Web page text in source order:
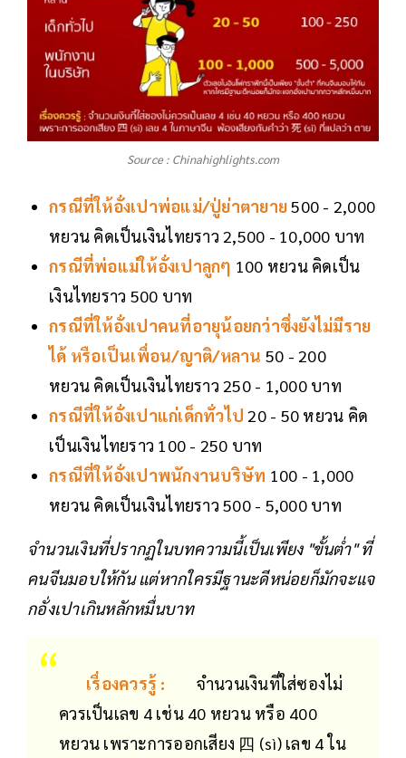
Source : Chinahighlights.com
กรณีที่ให้อั่งเปาพ่อแม่/ปู่ย่าตายาย500 - 2,000
หยวน คิดเป็นเงินไทยราว 2,500 - 10,000 บาท
กรณีที่พ่อแม่ให้อั่งเปาลูกๆ 100 หยวน คิดเป็น
เงินไทยราว 500 บาท
กรณีที่ให้อั่งเปาคนที่อายุน้อยกว่าซึ่งยังไม่มีราย
ได้ หรือเป็นเพื่อน/ญาติ/หลาน 50 - 200
หยวน คิดเป็นเงินไทยราว 250 - 1,000 บาท
กรณีที่ให้อั่งเปาแก่เด็กทั่วไป 20 - 50 หยวน คิด
เป็นเงินไทยราว 100 - 250 บาท
กรณีที่ให้อั่งเปาพนักงานบริษัท 100 - 1,000
หยวน คิดเป็นเงินไทยราว 500 - 5,000 บาท
จำนวนเงินที่ปรากฏในบทความนี้เป็นเพียง "ขั้นต่ำ" ที่
คนจีนมอบให้กัน แต่หากใครมีฐานะดีหน่อยก็มักจะแจ
กอั่งเปาเกินหลักหมื่นบาท
เรื่องควรรู้ :
จำนวนเงินที่ใส่ซองไม่
ควรเป็นเลข 4 เช่น 40 หยวน หรือ 400
หยวน เพราะการออกเสียง 四 (sì) เลข 4 ใน